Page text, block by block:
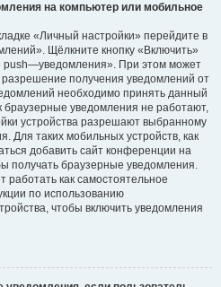
на компьютер или мобильное
«Личный настройки» перейдите в
Щёлкните кнопку «Включить»
push—уведомления». При этом может
разрешение получения уведомлений от
необходимо принять данный
браузерные уведомления не работают,
устройства разрешают выбранному
Для таких мобильных устройств, как
добавить сайт конференции на
получать браузерные уведомления.
работать как самостоятельное
по использованию
чтобы включить уведомления